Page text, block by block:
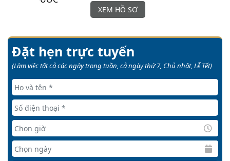
XEM HỒ SƠ
Đặt hẹn trực tuyến
(Làm việc tất cả các ngày trong tuần, cả ngày thứ 7, Chủ nhật, Lễ Tết)